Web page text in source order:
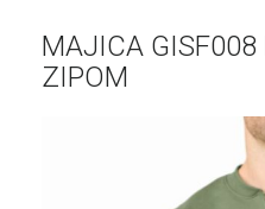
MAJICA GISF008
ZIPOM